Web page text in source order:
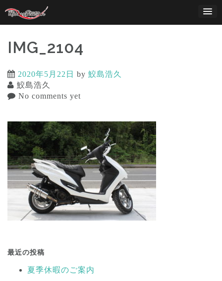
content
IMG_2104
2020年5月22日 by 鮫島浩久
鮫島浩久
No comments yet
稿
ナ
最近の投稿
夏季休暇のご案内